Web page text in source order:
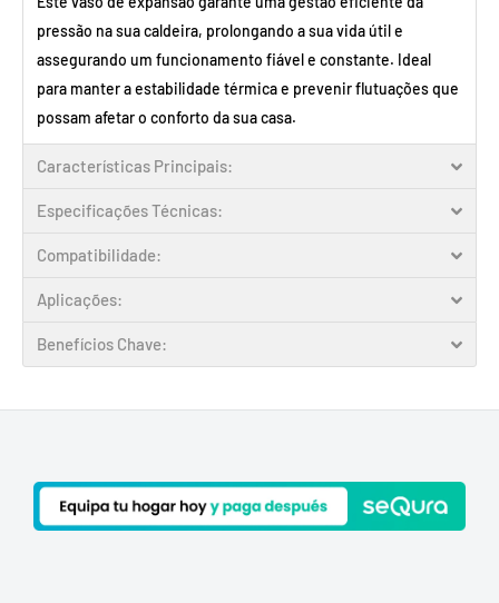
pressão na sua caldeira, prolongando a sua vida útil e
assegurando um funcionamento fiável e constante. Ideal
para manter a estabilidade térmica e prevenir flutuações que
possam afetar o conforto da sua casa.
Características Principais:
Especificações Técnicas:
Compatibilidade:
Aplicações:
Benefícios Chave: